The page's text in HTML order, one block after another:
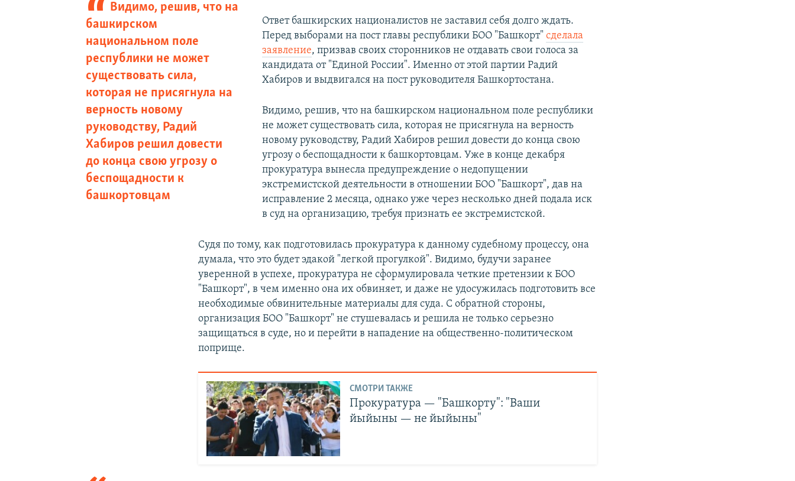
Видимо, решив, что на
башкирском
национальном поле
республики не может
существовать сила,
которая не присягнула на
верность новому
руководству, Радий
Хабиров решил довести
до конца свою угрозу о
беспощадности к
башкортовцам
Ответ башкирских националистов не заставил себя долго ждать.
Перед выборами на пост главы республики БОО "Башкорт" сделала
заявление, призвав своих сторонников не отдавать свои голоса за
кандидата от "Единой России". Именно от этой партии Радий
Хабиров и выдвигался на пост руководителя Башкортостана.
Видимо, решив, что на башкирском национальном поле республики
не может существовать сила, которая не присягнула на верность
новому руководству, Радий Хабиров решил довести до конца свою
угрозу о беспощадности к башкортовцам. Уже в конце декабря
прокуратура вынесла предупреждение о недопущении
экстремистской деятельности в отношении БОО "Башкорт", дав на
исправление 2 месяца, однако уже через несколько дней подала иск
в суд на организацию, требуя признать ее экстремистской.
Судя по тому, как подготовилась прокуратура к данному судебному процессу, она
думала, что это будет эдакой "легкой прогулкой". Видимо, будучи заранее
уверенной в успехе, прокуратура не сформулировала четкие претензии к БОО
"Башкорт", в чем именно она их обвиняет, и даже не удосужилась подготовить все
необходимые обвинительные материалы для суда. С обратной стороны,
организация БОО "Башкорт" не стушевалась и решила не только серьезно
защищаться в суде, но и перейти в нападение на общественно-политическом
поприще.
СМОТРИ ТАКЖЕ
Прокуратура — "Башкорту": "Ваши
йыйыны — не йыйыны"